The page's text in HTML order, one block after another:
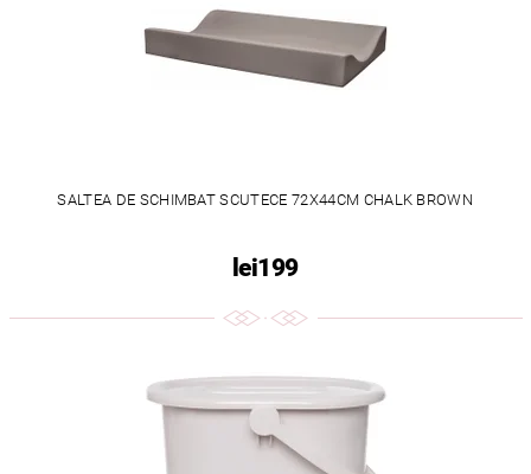
SALTEA DE SCHIMBAT SCUTECE 72X44CM CHALK BROWN
lei199